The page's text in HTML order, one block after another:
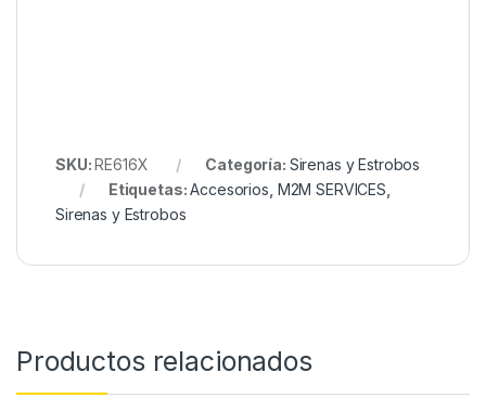
SKU:RE616X Categoría: Sirenas y Estrobos
Etiquetas:Accesorios M2M SERVICES
Sirenas y Estrobos
Productos relacionados